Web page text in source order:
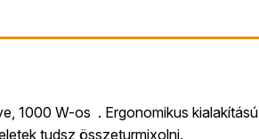
1000 W-os . Ergonomikus kialakítású
tudsz összeturmixolni.